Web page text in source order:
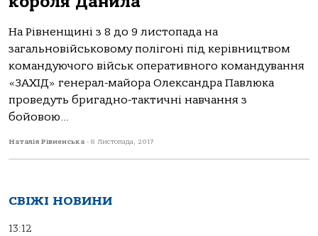
На Рівненщині з 8 до 9 листопада на
загальновійськовому полігоні під керівництвом
командуючого військ оперативного командування
«ЗАХІД» генерал-майора Олександра Павлюка
проведуть бригадно-тактичні навчання з
бойовою...
Наталія Рівненська - 8 Листопада, 2017
СВІЖІ НОВИНИ
13:12